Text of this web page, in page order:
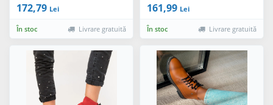
172,79 Lei
În stoc Livrare gratuită
161,99 Lei
În stoc Livrare gratuită